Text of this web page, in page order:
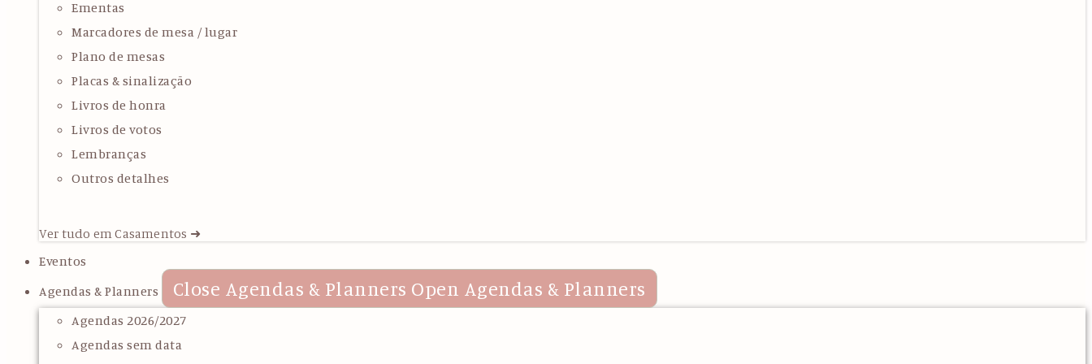
Ementas
Marcadores de mesa / lugar
Plano de mesas
Placas & sinalização
Livros de honra
Livros de votos
Lembranças
Outros detalhes
Ver tudo em Casamentos ➜
Eventos
Agendas & Planners
Close Agendas & Planners Open Agendas & Planners
Agendas 2026/2027
Agendas sem data